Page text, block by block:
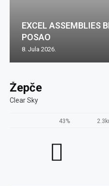
Žepče
Clear Sky
43%
EXCEL ASSEMBLIES
POSAO
8. Jula 2026.